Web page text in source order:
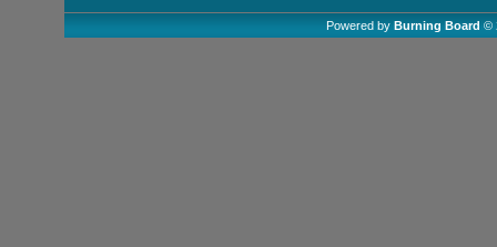
Powered by Burning Board ©